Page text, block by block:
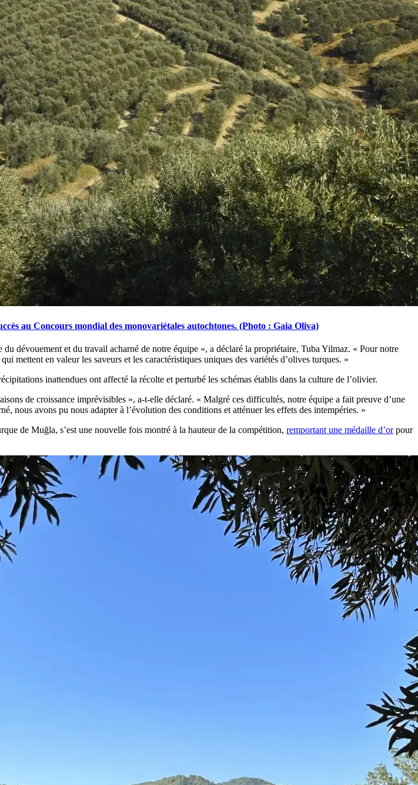
au Concours mondial des monovariétales autochtones. (Photo : Gaia Oliva)
dévouement et du travail acharné de notre équipe », a déclaré la propriétaire, Tuba Yilmaz. « Pour notre
mettent en valeur les saveurs et les caractéristiques uniques des variétés d’olives turques. »
inattendues ont affecté la récolte et perturbé les schémas établis dans la culture de l’olivier.
de croissance imprévisibles », a-t-elle déclaré. « Malgré ces difficultés, notre équipe a fait preuve d’une
nous avons pu nous adapter à l’évolution des conditions et atténuer les effets des intempéries. »
de Muğla, s’est une nouvelle fois montré à la hauteur de la compétition, remportant une médaille d’orpour